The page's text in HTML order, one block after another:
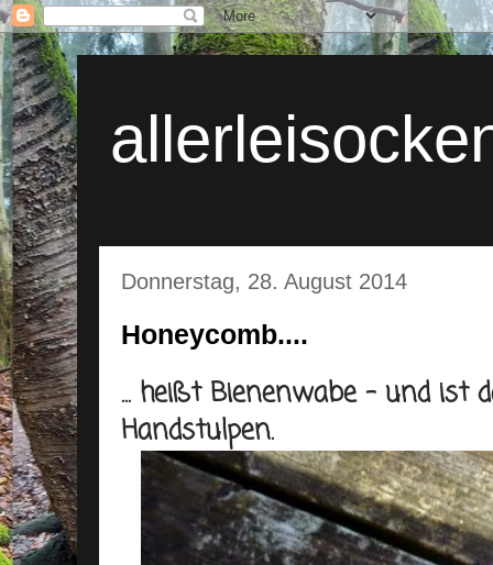
Donnerstag, 28. August 2014
Honeycomb....
... heißt Bienenwabe - und ist
Handstulpen.